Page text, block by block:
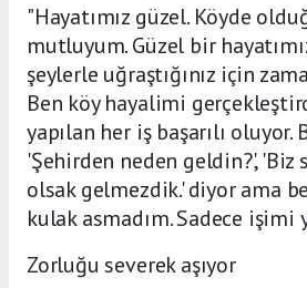
"Hayatımız güzel. Köyde
mutluyum. Güzel bir
şeylerle uğraştığınız için
Ben köy hayalimi
yapılan her iş başarılı oluyor.
'Şehirden neden geldin?', 'Biz
olsak gelmezdik.' diyor ama
kulak asmadım. Sadece işimi
Zorluğu severek aşıyor